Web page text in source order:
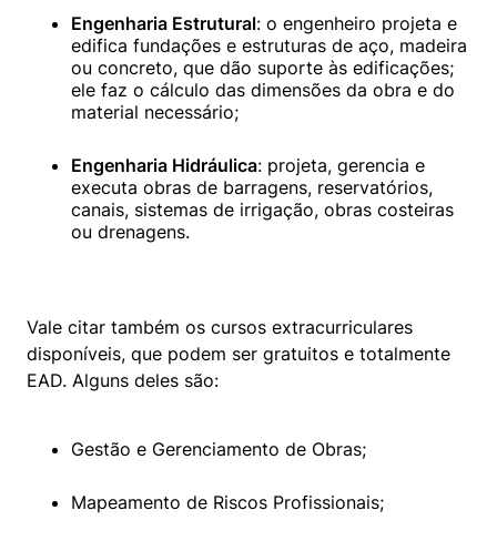
Engenharia Estrutural: o engenheiro projeta e
edifica fundações e estruturas de aço, madeira
ou concreto, que dão suporte às edificações;
ele faz o cálculo das dimensões da obra e do
material necessário;
Engenharia Hidráulica: projeta, gerencia e
executa obras de barragens, reservatórios,
canais, sistemas de irrigação, obras costeiras
ou drenagens.
Vale citar também os cursos extracurriculares
disponíveis, que podem ser gratuitos e totalmente
EAD. Alguns deles são:
Gestão e Gerenciamento de Obras;
Mapeamento de Riscos Profissionais;